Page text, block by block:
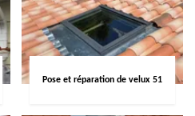
Pose et réparation de velux 51